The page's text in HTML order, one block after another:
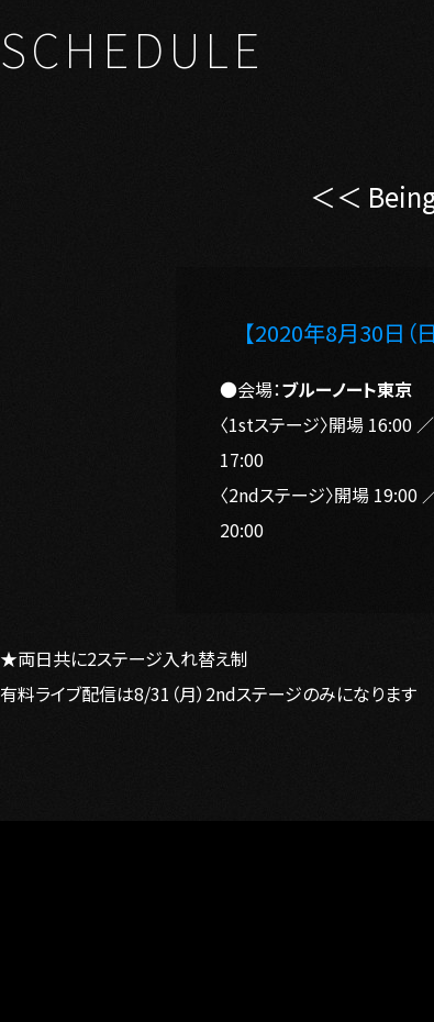
SCHEDULE
＜＜
【2020年8月30日（日
●会場：ブルーノート東京
〈1stステージ〉開場 16:00
17:00
〈2ndステージ〉開場 19:00
20:00
★両日共に2ステージ入れ替え制
有料ライブ配信は8/31（月）2ndステージのみになります